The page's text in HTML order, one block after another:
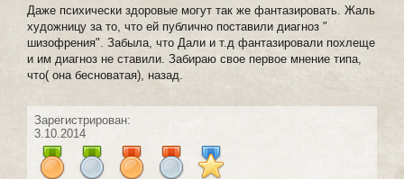
Даже психически здоровые могут так же фантазировать. Жаль
художницу за то, что ей публично поставили диагноз "
шизофрения". Забыла, что Дали и т.д фантазировали похлеще
и им диагноз не ставили. Забираю свое первое мнение типа,
что( она бесноватая), назад.
Зарегистрирован:
3.10.2014